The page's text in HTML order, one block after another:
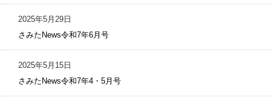
2025年5月29日
さみたNews令和7年6月号
2025年5月15日
さみたNews令和7年4・5月号